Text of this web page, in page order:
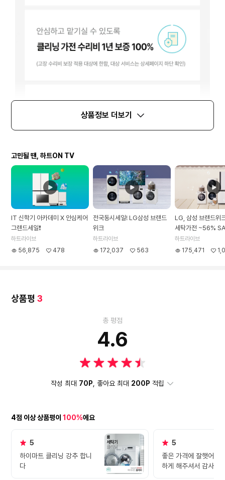
상품정보 더보기
고민될 땐, 하트ON TV
IT 신학기 아카데미 X 안심케어
그랜드세일❗
하트라이브
56,875
478
전국동시세일! LG삼성 브랜드
위크
하트라이브
172,037
563
LG, 삼성 브랜드위
세탁가전 ~56%
하트라이브
175,471
상품평 3
총 평점
4.6
작성 최대 70P , 좋아요 최대 200P 적립
4점 이상 상품평이 100%에요
5
하이마트 클리닝 강추 합니
다
5
좋은 가격에 잘햇어요
하게 해주셔서 감사합